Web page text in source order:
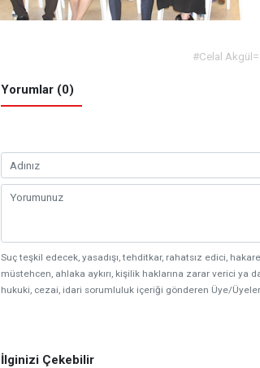
#Celal
Yorumlar (0)
Suç teşkil edecek, yasadışı, tehditkar, rahatsız edici,
müstehcen, ahlaka aykırı, kişilik haklarına zarar verici
hukuki, cezai, idari sorumluluk içeriği gönderen Üye/
İlginizi Çekebilir